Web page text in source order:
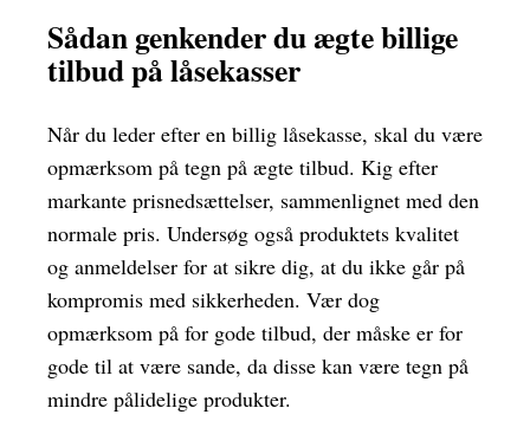
Sådan genkender du ægte billige
tilbud på låsekasser
Når du leder efter en billig låsekasse, skal du være
opmærksom på tegn på ægte tilbud. Kig efter
markante prisnedsættelser, sammenlignet med den
normale pris. Undersøg også produktets kvalitet
og anmeldelser for at sikre dig, at du ikke går på
kompromis med sikkerheden. Vær dog
opmærksom på for gode tilbud, der måske er for
gode til at være sande, da disse kan være tegn på
mindre pålidelige produkter.